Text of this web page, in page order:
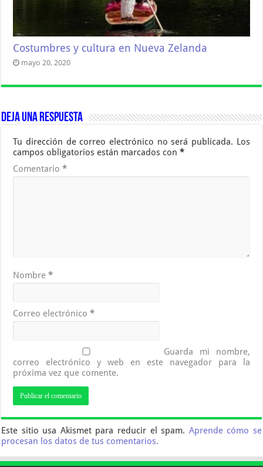
Costumbres y cultura en Nueva Zelanda
mayo 20, 2020
Deja una respuesta
Tu dirección de correo electrónico no será publicada. Los
campos obligatorios están marcados con*
Comentario*
Nombre*
Correo electrónico*
Guarda mi nombre,
correo electrónico y web en este navegador para la
próxima vez que comente.
Este sitio usa Akismet para reducir el spam. Aprende cómo se
procesan los datos de tus comentarios.